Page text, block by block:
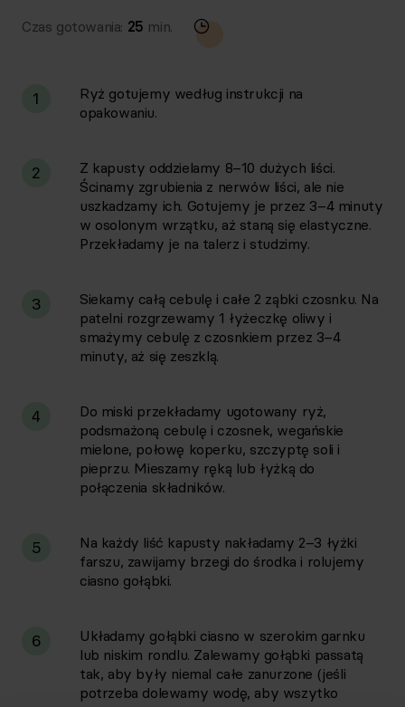
Czas gotowania: 25 min.
1
Ryż gotujemy według instrukcji na
opakowaniu.
2
Z kapusty oddzielamy 8–10 dużych liści.
Ścinamy zgrubienia z nerwów liści, ale nie
uszkadzamy ich. Gotujemy je przez 3–4 minuty
w osolonym wrzątku, aż staną się elastyczne.
Przekładamy je na talerz i studzimy.
3
Siekamy całą cebulę i całe 2 ząbki czosnku. Na
patelni rozgrzewamy 1 łyżeczkę oliwy i
smażymy cebulę z czosnkiem przez 3–4
minuty, aż się zeszklą.
4
Do miski przekładamy ugotowany ryż,
podsmażoną cebulę i czosnek, wegańskie
mielone, połowę koperku, szczyptę soli i
pieprzu. Mieszamy ręką lub łyżką do
połączenia składników.
5
Na każdy liść kapusty nakładamy 2–3 łyżki
farszu, zawijamy brzegi do środka i rolujemy
ciasno gołąbki.
6
Układamy gołąbki ciasno w szerokim garnku
lub niskim rondlu. Zalewamy gołąbki passatą
tak, aby były niemal całe zanurzone (jeśli
potrzeba dolewamy wodę, aby wszytko